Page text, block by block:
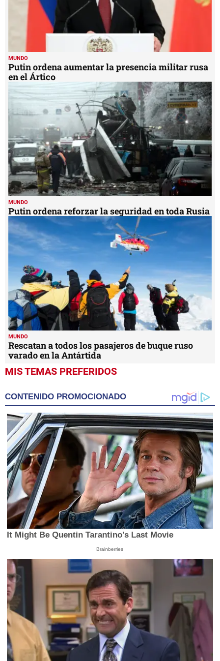
MUNDO
Putin ordena aumentar la presencia militar rusa
en el Ártico
MUNDO
Putin ordena reforzar la seguridad en toda Rusia
MUNDO
Rescatan a todos los pasajeros de buque ruso
varado en la Antártida
MIS TEMAS PREFERIDOS
CONTENIDO PROMOCIONADO
It Might Be Quentin Tarantino's Last Movie
Brainberries